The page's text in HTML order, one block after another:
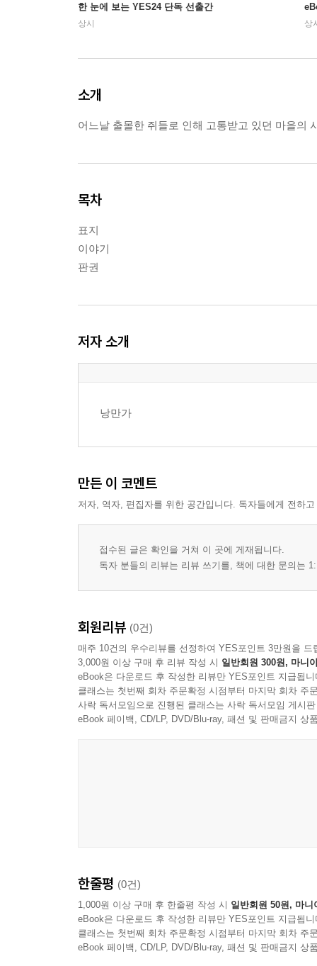
한 눈에 보는 YES24 단독 선출간
상시 상
소개
어느날 출몰한 쥐들로 인해 고통받고 있던 마을의
목차
표지
이야기
판권
저자 소개
낭만가
만든 이 코멘트
저자, 역자, 편집자를 위한 공간입니다. 독자들에게 전하
접수된 글은 확인을 거쳐 이 곳에 게재됩니다.
독자 분들의 리뷰는 리뷰 쓰기를, 책에 대한 문의는
회원리뷰 (0건)
매주 10건의 우수리뷰를 선정하여 YES포인트 3만원을 드
3,000원 이상 구매 후 리뷰 작성 시 일반회원 300원, 마니
eBook은 다운로드 후 작성한 리뷰만 YES포인트 지급됩니
클래스는 첫번째 회차 주문확정 시점부터 마지막 회차 주
사락 독서모임으로 진행된 클래스는 사락 독서모임 게시
eBook 페이백, CD/LP, DVD/Blu-ray, 패션 및 판매금지 상
한줄평 (0건)
1,000원 이상 구매 후 한줄평 작성 시 일반회원 50원, 마니
eBook은 다운로드 후 작성한 리뷰만 YES포인트 지급됩니
클래스는 첫번째 회차 주문확정 시점부터 마지막 회차 주
eBook 페이백, CD/LP, DVD/Blu-ray, 패션 및 판매금지 상